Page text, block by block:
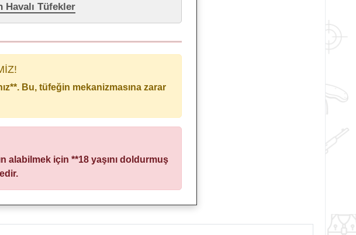
Havalı Tüfekler
Bu, tüfeğin mekanizmasına zarar
alabilmek için **18 yaşını doldurmuş